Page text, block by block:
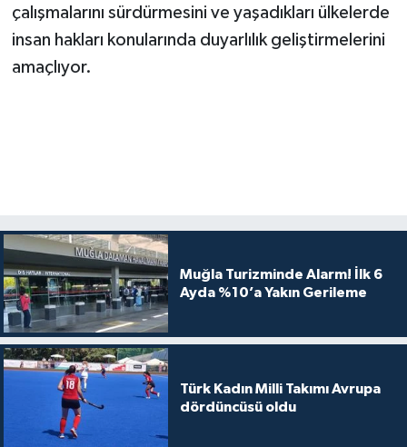
çalışmalarını sürdürmesini ve yaşadıkları ülkelerde
insan hakları konularında duyarlılık geliştirmelerini
amaçlıyor.
Muğla Turizminde Alarm! İlk 6
Ayda %10’a Yakın Gerileme
Türk Kadın Milli Takımı Avrupa
dördüncüsü oldu